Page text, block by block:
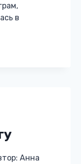
в
Анна